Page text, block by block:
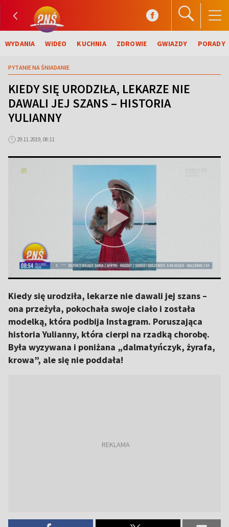
WYDANIA WIDEO KUCHNIA ZDROWIE GWIAZDY PORADY
PYTANIE NA ŚNIADANIE
KIEDY SIĘ URODZIŁA, LEKARZE NIE
DAWALI JEJ SZANS – HISTORIA
YULIANNY
29.11.2019, 08:11
Kiedy się urodziła, lekarze nie dawali jej szans –
ona przeżyła, pokochała swoje ciało i została
modelką, która podbija Instagram. Poruszająca
historia Yulianny, która cierpi na rzadką chorobę.
Była wyzywana i poniżana „dalmatyńczyk, żyrafa,
krowa”, ale się nie poddała!